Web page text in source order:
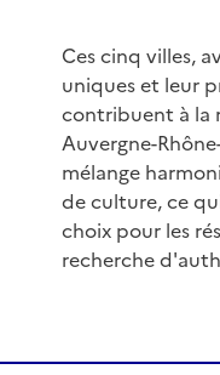
Ces cinq villes,
uniques et leur
contribuent à la
Auvergne-
mélange
de culture, ce
choix pour les
recherche